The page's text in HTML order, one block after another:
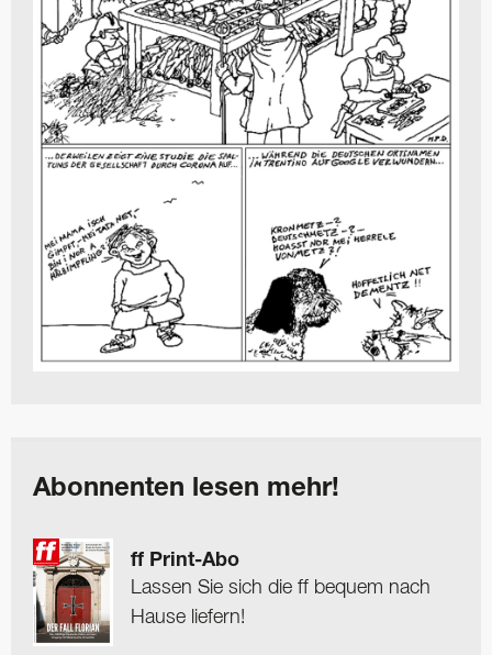
Abonnenten lesen mehr!
ff Print-Abo
Lassen Sie sich die ff bequem nach
Hause liefern!